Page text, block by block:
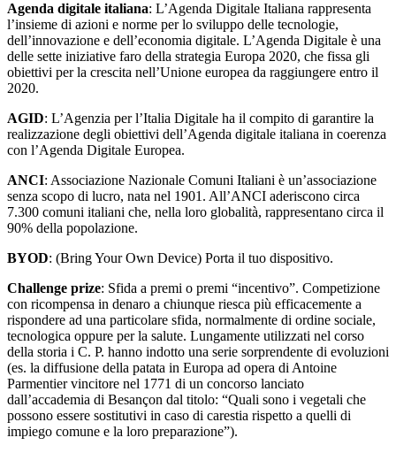
Agenda digitale italiana: L’Agenda Digitale Italiana rappresenta
l’insieme di azioni e norme per lo sviluppo delle tecnologie,
dell’innovazione e dell’economia digitale. L’Agenda Digitale è una
delle sette iniziative faro della strategia Europa 2020, che fissa gli
obiettivi per la crescita nell’Unione europea da raggiungere entro il
2020.
AGID: L’Agenzia per l’Italia Digitale ha il compito di garantire la
realizzazione degli obiettivi dell’Agenda digitale italiana in coerenza
con l’Agenda Digitale Europea.
ANCI: Associazione Nazionale Comuni Italiani è un’associazione
senza scopo di lucro, nata nel 1901. All’ANCI aderiscono circa
7.300 comuni italiani che, nella loro globalità, rappresentano circa il
90% della popolazione.
BYOD: (Bring Your Own Device) Porta il tuo dispositivo.
Challenge prize: Sfida a premi o premi “incentivo”. Competizione
con ricompensa in denaro a chiunque riesca più efficacemente a
rispondere ad una particolare sfida, normalmente di ordine sociale,
tecnologica oppure per la salute. Lungamente utilizzati nel corso
della storia i C. P. hanno indotto una serie sorprendente di evoluzioni
(es. la diffusione della patata in Europa ad opera di Antoine
Parmentier vincitore nel 1771 di un concorso lanciato
dall’accademia di Besançon dal titolo: “Quali sono i vegetali che
possono essere sostitutivi in caso di carestia rispetto a quelli di
impiego comune e la loro preparazione”).